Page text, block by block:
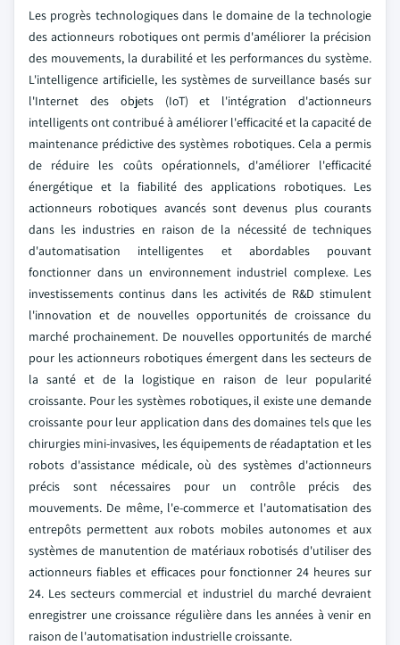
Les progrès technologiques dans le domaine de la technologie
des actionneurs robotiques ont permis d'améliorer la précision
des mouvements, la durabilité et les performances du système.
L'intelligence artificielle, les systèmes de surveillance basés sur
l'Internet des objets (IoT) et l'intégration d'actionneurs
intelligents ont contribué à améliorer l'efficacité et la capacité de
maintenance prédictive des systèmes robotiques. Cela a permis
de réduire les coûts opérationnels, d'améliorer l'efficacité
énergétique et la fiabilité des applications robotiques. Les
actionneurs robotiques avancés sont devenus plus courants
dans les industries en raison de la nécessité de techniques
d'automatisation intelligentes et abordables pouvant
fonctionner dans un environnement industriel complexe. Les
investissements continus dans les activités de R&D stimulent
l'innovation et de nouvelles opportunités de croissance du
marché prochainement. De nouvelles opportunités de marché
pour les actionneurs robotiques émergent dans les secteurs de
la santé et de la logistique en raison de leur popularité
croissante. Pour les systèmes robotiques, il existe une demande
croissante pour leur application dans des domaines tels que les
chirurgies mini-invasives, les équipements de réadaptation et les
robots d'assistance médicale, où des systèmes d'actionneurs
précis sont nécessaires pour un contrôle précis des
mouvements. De même, l'e-commerce et l'automatisation des
entrepôts permettent aux robots mobiles autonomes et aux
systèmes de manutention de matériaux robotisés d'utiliser des
actionneurs fiables et efficaces pour fonctionner 24 heures sur
24. Les secteurs commercial et industriel du marché devraient
enregistrer une croissance régulière dans les années à venir en
raison de l'automatisation industrielle croissante.